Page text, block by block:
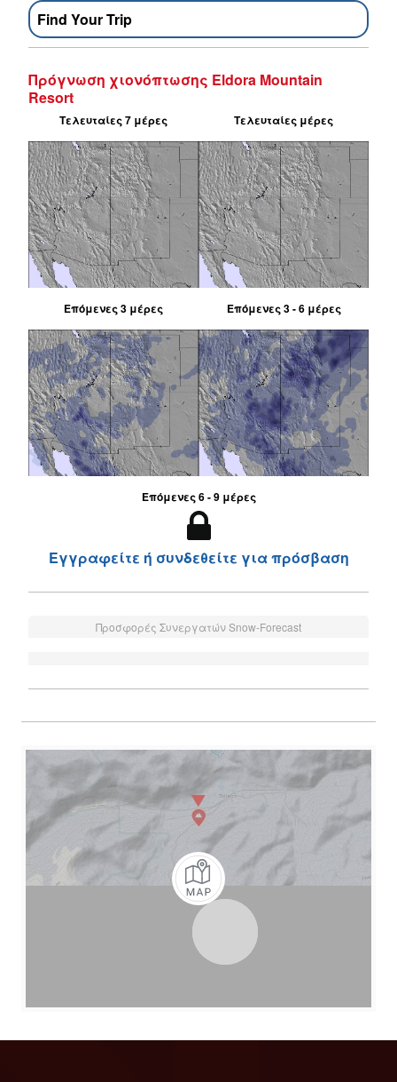
Find Your Trip
Πρόγνωση χιονόπτωσης Eldora Mountain
Resort
Τελευταίες 7 μέρες Τελευταίες μέρες
Επόμενες 3 μέρες Επόμενες 3 - 6 μέρες
Επόμενες 6 - 9 μέρες
Εγγραφείτε ή συνδεθείτε για πρόσβαση
Προσφορές Συνεργατών Snow-Forecast